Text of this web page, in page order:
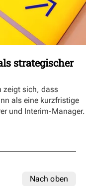
strategischer
zeigt sich, dass
als eine kurzfristige
und Interim-Manager.
Nach oben